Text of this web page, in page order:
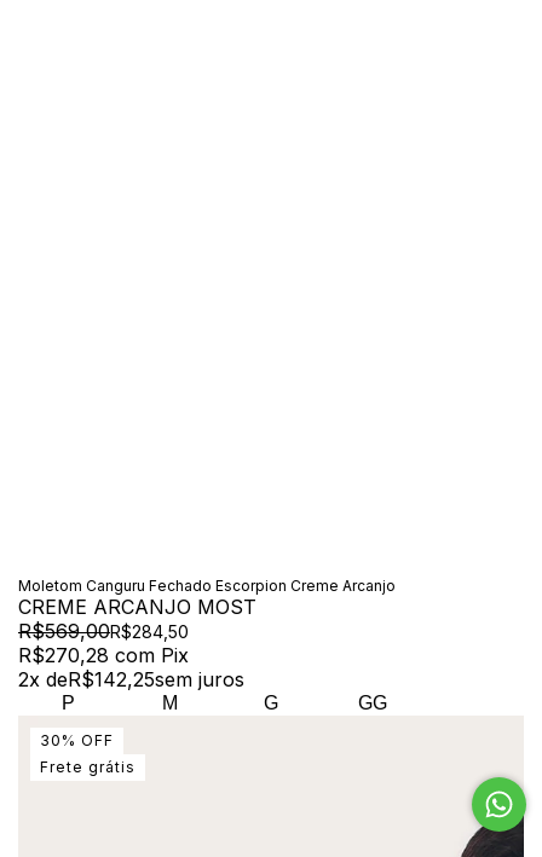
Moletom Canguru Fechado Escorpion Creme Arcanjo
CREME ARCANJO MOST
R$569,00R$284,50
R$270,28 com Pix
2x deR$142,25sem juros
P M G GG
30 % OFF
Frete grátis